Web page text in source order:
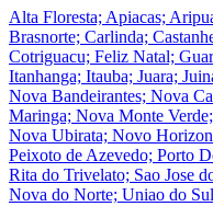
Alta Floresta; Apiacas;
Brasnorte; Carlinda;
Cotriguacu; Feliz Natal;
Itanhanga; Itauba; Juara;
Nova Bandeirantes; Nova
Maringa; Nova Monte
Nova Ubirata; Novo
Peixoto de Azevedo; Porto
Rita do Trivelato; Sao Jose
Nova do Norte; Uniao do